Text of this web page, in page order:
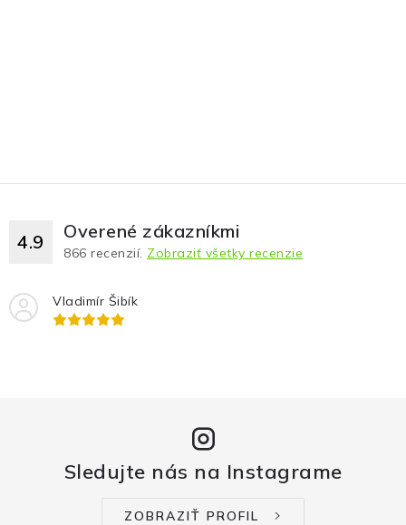
4.9 Overené zákazníkmi
866 recenzií. Zobraziť všetky recenzie
Vladimír Šibík
Sledujte nás na Instagrame
ZOBRAZIŤ PROFIL